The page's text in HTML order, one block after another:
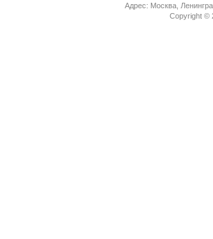
Адрес: Москва,
Copyright ©